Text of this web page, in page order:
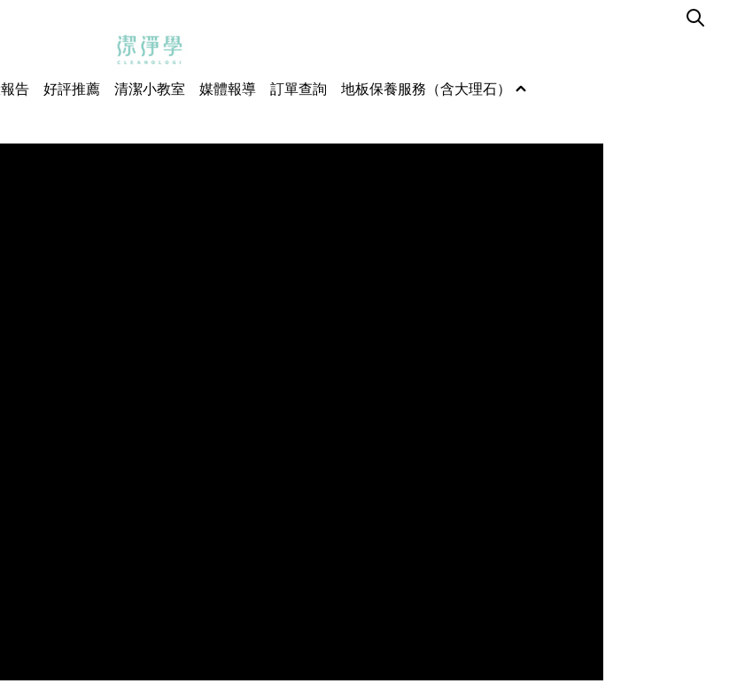
告 好評推薦 清潔小教室 媒體報導 訂單查詢 地板保養服務（含大理石）